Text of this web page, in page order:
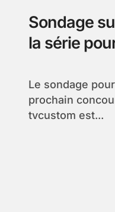
Sondage
la série
Le sondage pour déterminer la série du
prochain
tvcustom est...